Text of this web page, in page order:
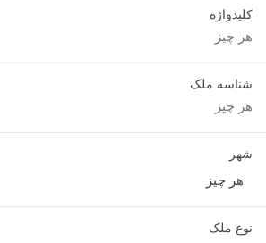
کلیدواژه
شناسه ملک
شهر
هر چیز
نوع ملک